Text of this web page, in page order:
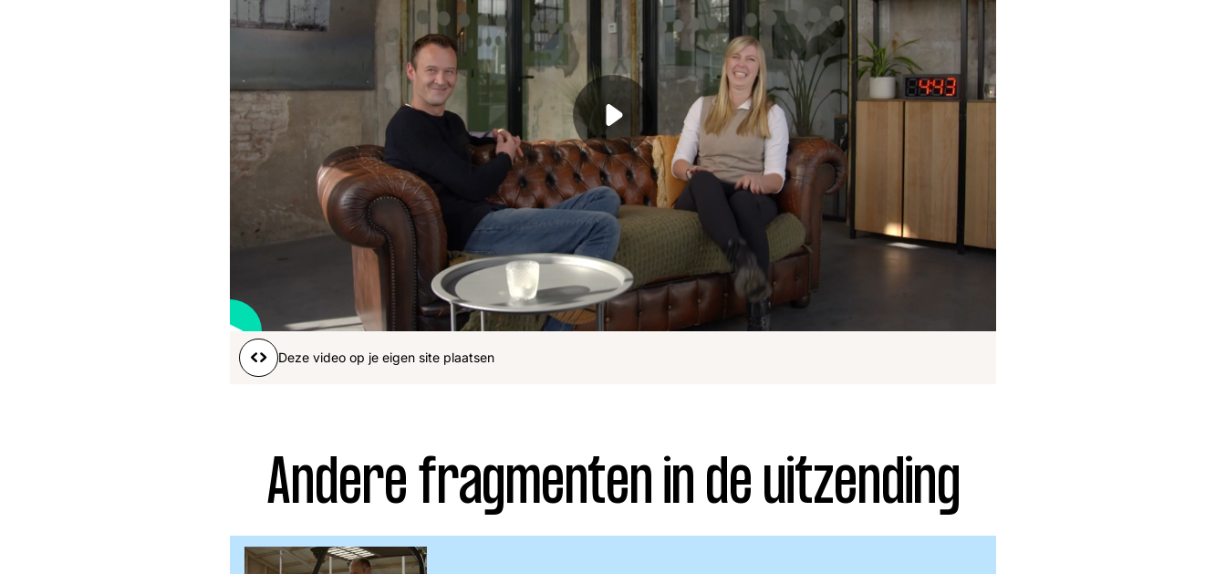
Nieuwsbrief
Word lid
Deedry Jan John Julius
Uitzendingen
Deze video op je eigen site plaatsen
Andere fragmenten in de uitzending